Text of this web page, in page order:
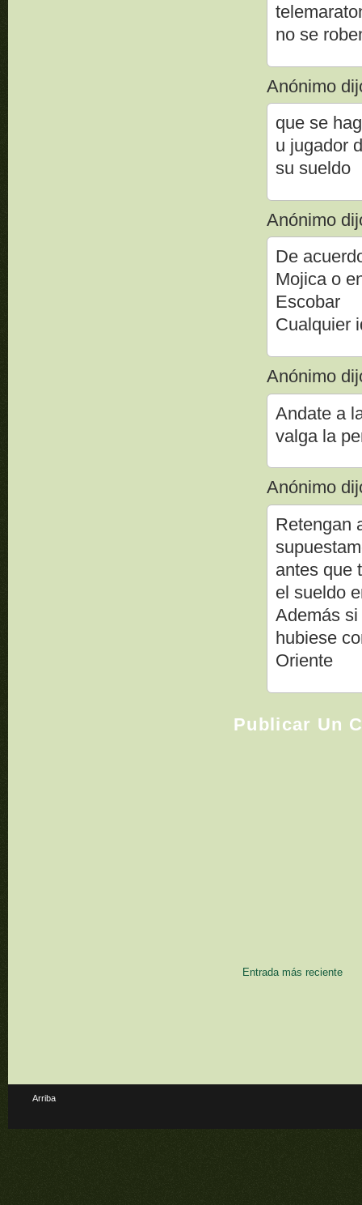
no se
Anónimo
que se
u jugador
su sueldo
Anónimo
De
Mojica o
Escobar
Cualquier
Anónimo
Andate a
valga la
Anónimo
Retengan
antes que
el sueldo
Además
hubiese
Oriente
Publicar Un
Entrada más reciente
Arriba